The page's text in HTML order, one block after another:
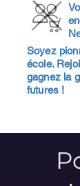
Soyez
école.
gagnez la
futures !